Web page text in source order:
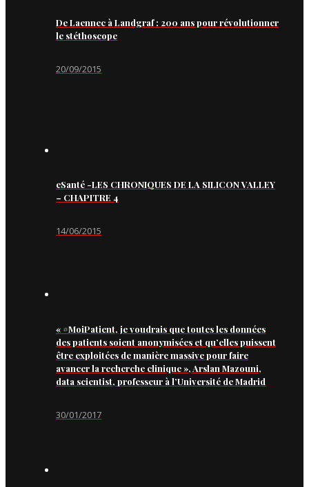
De Laennec à Landgraf : 200 ans pour révolutionner
le stéthoscope
20/09/2015
eSanté -LES CHRONIQUES DE LA SILICON VALLEY
– CHAPITRE 4
14/06/2015
« #MoiPatient, je voudrais que toutes les données
des patients soient anonymisées et qu’elles puissent
être exploitées de manière massive pour faire
avancer la recherche clinique », Arslan Mazouni,
data scientist, professeur à l’Université de Madrid
30/01/2017